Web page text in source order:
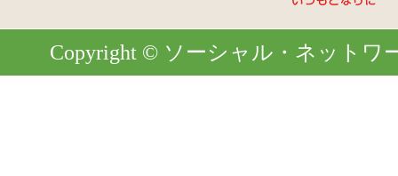
Copyright © ソーシャル・ネットワ